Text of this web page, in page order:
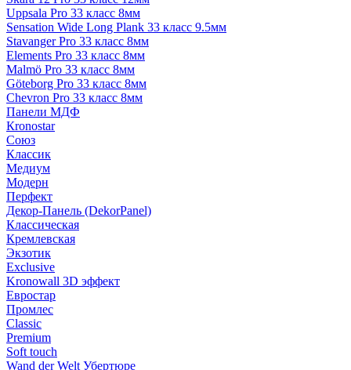
Uppsala Pro 33 класс 8мм
Sensation Wide Long Plank 33 класс 9.5мм
Stavanger Pro 33 класс 8мм
Elements Pro 33 класс 8мм
Malmö Pro 33 класс 8мм
Göteborg Pro 33 класс 8мм
Chevron Pro 33 класс 8мм
Панели МДФ
Кronostar
Союз
Классик
Медиум
Модерн
Перфект
Декор-Панель (DekorPanel)
Классическая
Кремлевская
Экзотик
Exclusive
Kronowall 3D эффект
Евростар
Промлес
Classic
Premium
Soft touch
Wand der Welt Убертюре